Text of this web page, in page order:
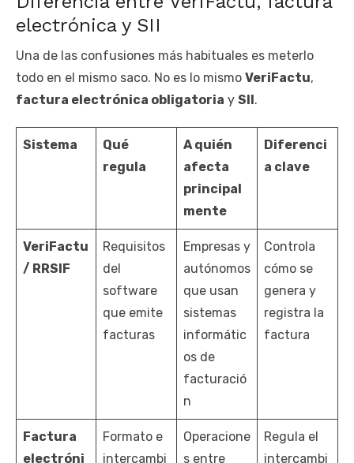
electrónica y SII
Una de las confusiones más habituales es meterlo
todo en el mismo saco. No es lo mismo VeriFactu,
factura electrónica obligatoria y SII .
Sistema
Qué
regula
A quién
afecta
principal
mente
Diferenci
a clave
VeriFactu
/ RRSIF
Requisitos
del
software
que emite
facturas
Empresas y
autónomos
que usan
sistemas
informátic
os de
facturació
n
Controla
cómo se
genera y
registra la
factura
Factura
electróni
Formato e
intercambi
Operacione
s entre
Regula el
intercambi